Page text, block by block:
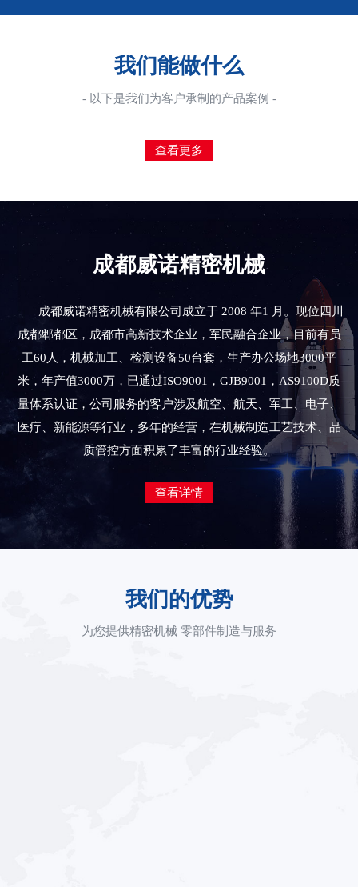
我们能做什么
- 以下是我们为客户承制的产品案例 -
查看更多
成都威诺精密机械
成都威诺精密机械有限公司成立于 2008 年1 月。现位四川
成都郫都区，成都市高新技术企业，军民融合企业，目前有员
工60人，机械加工、检测设备50台套，生产办公场地3000平
米，年产值3000万，已通过ISO9001，GJB9001，AS9100D质
量体系认证，公司服务的客户涉及航空、航天、军工、电子、
医疗、新能源等行业，多年的经营，在机械制造工艺技术、品
质管控方面积累了丰富的行业经验。
查看详情
我们的优势
为您提供精密机械 零部件制造与服务